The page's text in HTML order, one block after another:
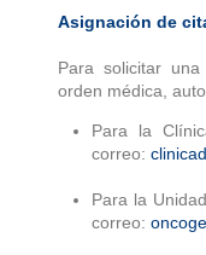
Asignación de
Para solicitar
orden médica,
Para la
correo:
Para la
correo: